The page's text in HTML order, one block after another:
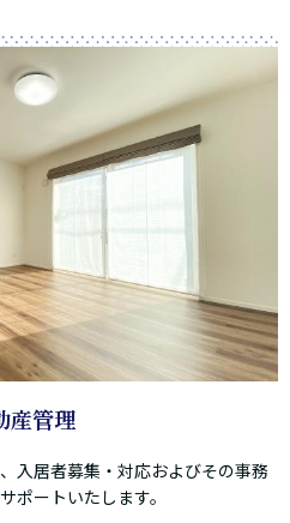
産管理
入居者募集・対応およびその事務
ポートいたします。